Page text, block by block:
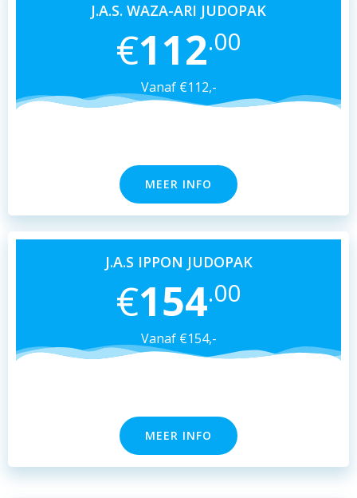
J.A.S. WAZA-ARI JUDOPAK
€112.00
Vanaf €112,-
MEER INFO
J.A.S IPPON JUDOPAK
€154.00
Vanaf €154,-
MEER INFO